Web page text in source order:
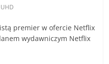
UHD
premier w ofercie Netflix
wydawniczym Netflix